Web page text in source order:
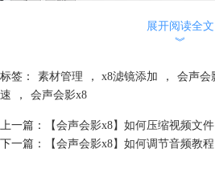
图1：使用画中画滤镜调整
对于静态的素材，想要让其运动起来，可
材运动的轨迹；“旋转轴”设置图片在运动
材的运动速度，可以调整关键帧与中心点
2、使用自定义动作
展开阅读全文
︾
标签： 素材管理 ， x8滤镜添加 ， 会声会
速
， 会声会影x8
上一篇：
【会声会影x8】如何压缩视频文件
下一篇：
【会声会影x8】如何调节音频教程